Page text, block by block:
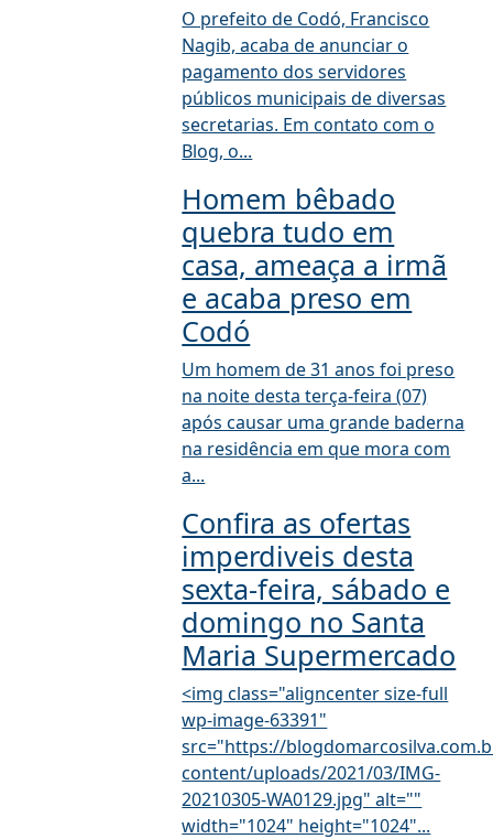
O prefeito de Codó, Francisco
Nagib, acaba de anunciar o
pagamento dos servidores
públicos municipais de diversas
secretarias. Em contato com o
Blog, o...
Homem bêbado
quebra tudo em
casa, ameaça a irmã
e acaba preso em
Codó
Um homem de 31 anos foi preso
na noite desta terça-feira (07)
após causar uma grande baderna
na residência em que mora com
a...
Confira as ofertas
imperdiveis desta
sexta-feira, sábado e
domingo no Santa
Maria Supermercado
<img class="aligncenter size-full
wp-image-63391"
src="https://
content/uploads/2021/03/IMG-
20210305-WA0129.jpg" alt=""
width="1024" height="1024"...